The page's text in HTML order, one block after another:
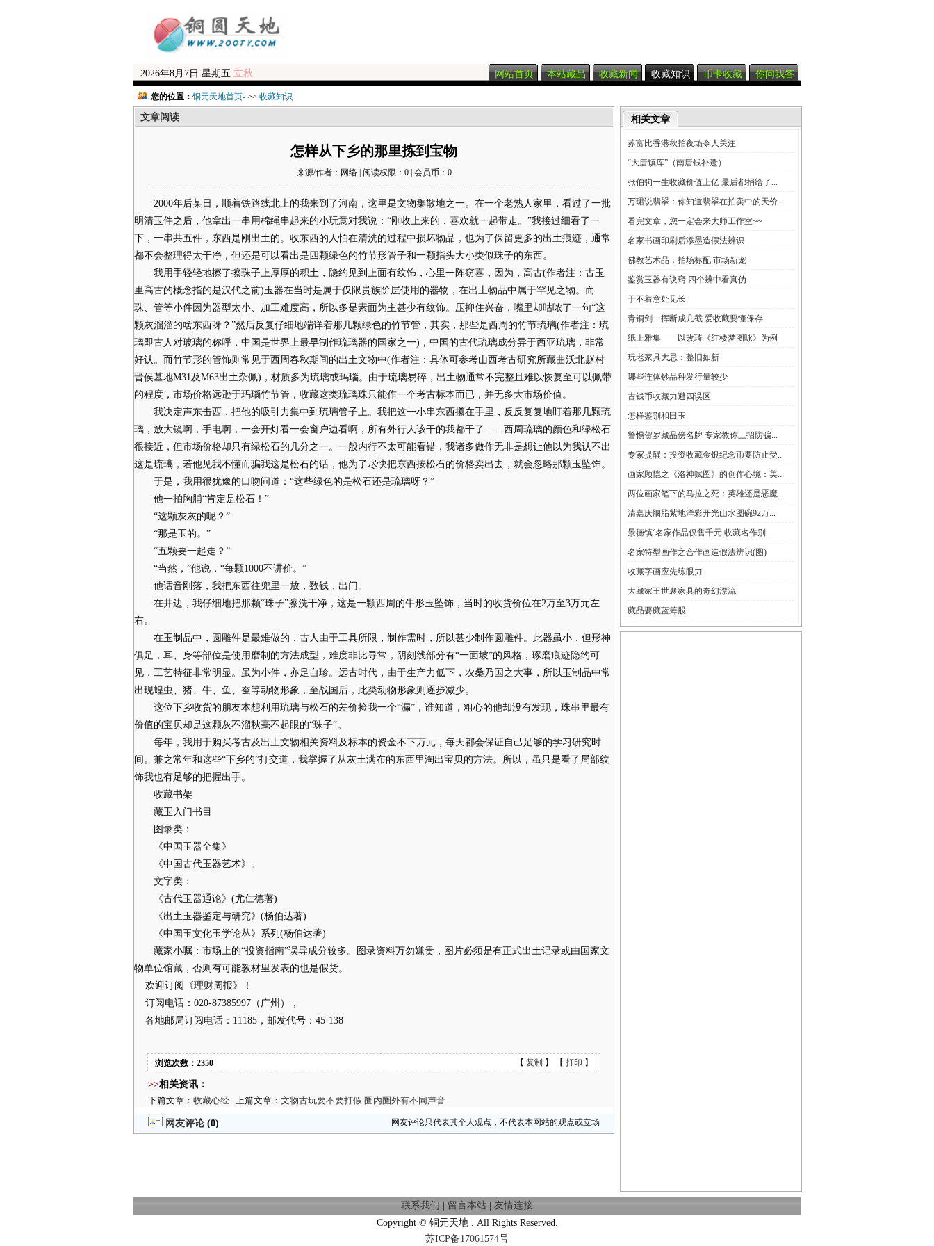
2026年8月7日 星期五 立秋 网站首页 本站藏品 收藏新闻 收藏知识 币卡收藏 你问我答
您的位置： 铜元天地首页- >> 收藏知识
文章阅读
怎样从下乡的那里拣到宝物
来源/作者：网络 | 阅读权限：0 | 会员币：0
2000年后某日，顺着铁路线北上的我来到了河南，这里是文物集散地之一。在一个老熟人家里，看过了一批
明清玉件之后，他拿出一串用棉绳串起来的小玩意对我说：“刚收上来的，喜欢就一起带走。”我接过细看了一
下，一串共五件，东西是刚出土的。收东西的人怕在清洗的过程中损坏物品，也为了保留更多的出土痕迹，通常
都不会整理得太干净，但还是可以看出是四颗绿色的竹节形管子和一颗指头大小类似珠子的东西。
我用手轻轻地擦了擦珠子上厚厚的积土，隐约见到上面有纹饰，心里一阵窃喜，因为，高古(作者注：古玉
里高古的概念指的是汉代之前)玉器在当时是属于仅限贵族阶层使用的器物，在出土物品中属于罕见之物。而
珠、管等小件因为器型太小、加工难度高，所以多是素面为主甚少有纹饰。压抑住兴奋，嘴里却咕哝了一句“这
颗灰溜溜的啥东西呀？”然后反复仔细地端详着那几颗绿色的竹节管，其实，那些是西周的竹节琉璃(作者注：琉
璃即古人对玻璃的称呼，中国是世界上最早制作琉璃器的国家之一)，中国的古代琉璃成分异于西亚琉璃，非常
好认。而竹节形的管饰则常见于西周春秋期间的出土文物中(作者注：具体可参考山西考古研究所藏曲沃北赵村
晋侯墓地M31及M63出土杂佩)，材质多为琉璃或玛瑙。由于琉璃易碎，出土物通常不完整且难以恢复至可以佩带
的程度，市场价格远逊于玛瑙竹节管，收藏这类琉璃珠只能作一个考古标本而已，并无多大市场价值。
我决定声东击西，把他的吸引力集中到琉璃管子上。我把这一小串东西攥在手里，反反复复地盯着那几颗琉
璃，放大镜啊，手电啊，一会开灯看一会窗户边看啊，所有外行人该干的我都干了……西周琉璃的颜色和绿松石
很接近，但市场价格却只有绿松石的几分之一。一般内行不太可能看错，我诸多做作无非是想让他以为我认不出
这是琉璃，若他见我不懂而骗我这是松石的话，他为了尽快把东西按松石的价格卖出去，就会忽略那颗玉坠饰。
于是，我用很犹豫的口吻问道：“这些绿色的是松石还是琉璃呀？”
他一拍胸脯“肯定是松石！”
“这颗灰灰的呢？”
“那是玉的。”
“五颗要一起走？”
“当然，”他说，“每颗1000不讲价。”
他话音刚落，我把东西往兜里一放，数钱，出门。
在井边，我仔细地把那颗“珠子”擦洗干净，这是一颗西周的牛形玉坠饰，当时的收货价位在2万至3万元左
右。
在玉制品中，圆雕件是最难做的，古人由于工具所限，制作需时，所以甚少制作圆雕件。此器虽小，但形神
俱足，耳、身等部位是使用磨制的方法成型，难度非比寻常，阴刻线部分有“一面坡”的风格，琢磨痕迹隐约可
见，工艺特征非常明显。虽为小件，亦足自珍。远古时代，由于生产力低下，农桑乃国之大事，所以玉制品中常
出现蝗虫、猪、牛、鱼、蚕等动物形象，至战国后，此类动物形象则逐步减少。
这位下乡收货的朋友本想利用琉璃与松石的差价捡我一个“漏”，谁知道，粗心的他却没有发现，珠串里最有
价值的宝贝却是这颗灰不溜秋毫不起眼的“珠子”。
每年，我用于购买考古及出土文物相关资料及标本的资金不下万元，每天都会保证自己足够的学习研究时
间。兼之常年和这些“下乡的”打交道，我掌握了从灰土满布的东西里淘出宝贝的方法。所以，虽只是看了局部纹
饰我也有足够的把握出手。
收藏书架
藏玉入门书目
图录类：
《中国玉器全集》
《中国古代玉器艺术》。
文字类：
《古代玉器通论》(尤仁德著)
《出土玉器鉴定与研究》(杨伯达著)
《中国玉文化玉学论丛》系列(杨伯达著)
藏家小嘱：市场上的“投资指南”误导成分较多。图录资料万勿嫌贵，图片必须是有正式出土记录或由国家文
物单位馆藏，否则有可能教材里发表的也是假货。
欢迎订阅《理财周报》！
订阅电话：020-87385997（广州），
各地邮局订阅电话：11185，邮发代号：45-138
浏览次数：2350 【 复制 】 【 打印 】
>>相关资讯：
下篇文章： 收藏心经 上篇文章： 文物古玩要不要打假 圈内圈外有不同声音
网友评论 (0) 网友评论只代表其个人观点，不代表本网站的观点或立场
相关文章
苏富比香港秋拍夜场令人关注
“大唐镇库”（南唐钱补遗）
张伯驹一生收藏价值上亿 最后都捐给了...
万珺说翡翠：你知道翡翠在拍卖中的天价...
看完文章，您一定会来大师工作室~~
名家书画印刷后添墨造假法辨识
佛教艺术品：拍场标配 市场新宠
鉴赏玉器有诀窍 四个辨中看真伪
于不着意处见长
青铜剑一挥断成几截 爱收藏要懂保存
纸上雅集——以改琦《红楼梦图咏》为例
玩老家具大忌：整旧如新
哪些连体钞品种发行量较少
古钱币收藏力避四误区
怎样鉴别和田玉
警惕贺岁藏品傍名牌 专家教你三招防骗...
专家提醒：投资收藏金银纪念币要防止受...
画家顾恺之《洛神赋图》的创作心境：美...
两位画家笔下的马拉之死：英雄还是恶魔...
清嘉庆胭脂紫地洋彩开光山水图碗92万...
景德镇‘名家作品仅售千元 收藏名作别...
名家特型画作之合作画造假法辨识(图)
收藏字画应先练眼力
大藏家王世襄家具的奇幻漂流
藏品要藏蓝筹股
联系我们 留言本站
友情连接
Copyright © 铜元天地 . All Rights Reserved.
苏ICP备17061574号